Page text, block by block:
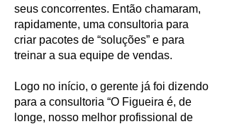
seus concorrentes. Então chamaram,
rapidamente, uma consultoria para
criar pacotes de “soluções” e para
treinar a sua equipe de vendas.
Logo no início, o gerente já foi dizendo
para a consultoria “O Figueira é, de
longe, nosso melhor profissional de